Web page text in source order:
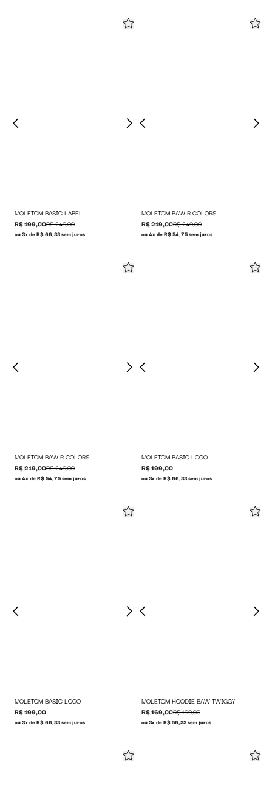
MOLETOM BASIC LABEL
R$ 199,00R$ 249,00
ou 3x de R$ 66,33 sem juros
MOLETOM BAW R COLORS
R$ 219,00R$ 249,00
ou 4x de R$ 54,75 sem juros
MOLETOM BAW R COLORS
R$ 219,00R$ 249,00
ou 4x de R$ 54,75 sem juros
MOLETOM BASIC LOGO
R$ 199,00
ou 3x de R$ 66,33 sem juros
MOLETOM BASIC LOGO
R$ 199,00
ou 3x de R$ 66,33 sem juros
MOLETOM HOODIE BAW TWIGGY
R$ 169,00R$ 199,00
ou 3x de R$ 56,33 sem juros